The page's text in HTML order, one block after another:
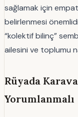
sağlamak için
belirlenmesi
“kolektif bilinç”
ailesini ve toplumu
Rüyada
Yorumlanmalı